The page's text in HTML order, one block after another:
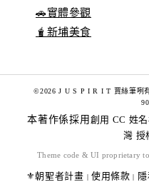
🚗實體參觀
🧋新埔美食
©2026 J U S P I R I T 賈絲筆咧
本著作係採用 創用 CC 姓
灣 授
Theme code & UI proprietary
⚜️朝聖者計畫 | 使用條款 |